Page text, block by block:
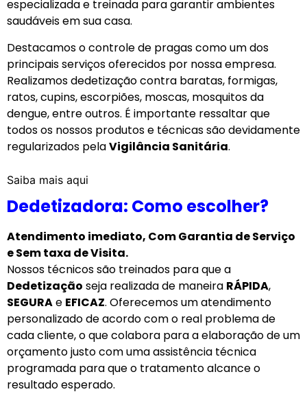
especializada e treinada para garantir ambientes
saudáveis em sua casa.
Destacamos o controle de pragas como um dos
principais serviços oferecidos por nossa empresa.
Realizamos dedetização contra baratas, formigas,
ratos, cupins, escorpiões, moscas, mosquitos da
dengue, entre outros. É importante ressaltar que
todos os nossos produtos e técnicas são devidamente
regularizados pelaVigilância Sanitária.
Saiba mais aqui
Dedetizadora: Como escolher?
Atendimento imediato, Com Garantia de Serviço
e Sem taxa de Visita.
Nossos técnicos são treinados para que a
Dedetização seja realizada de maneira RÁPIDA,
SEGURAe EFICAZ. Oferecemos um atendimento
personalizado de acordo com o real problema de
cada cliente, o que colabora para a elaboração de um
orçamento justo com uma assistência técnica
programada para que o tratamento alcance o
resultado esperado.